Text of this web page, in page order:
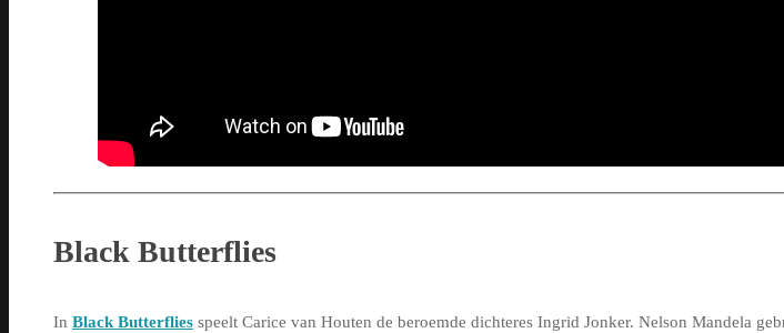
Black Butterflies
In Black Butterflies speelt Carice van Houten de beroemde dichteres Ingrid Jonker. Nelson Mandela